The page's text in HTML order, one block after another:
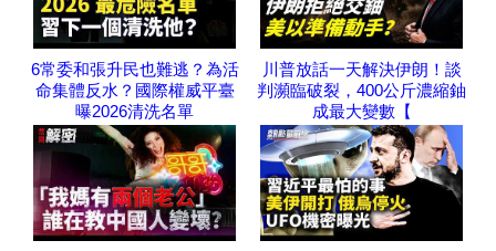
6常委和張升民也難逃？為活
命集體反水？國際權威平臺
曝2026清洗名單
川普放話一天解決伊朗！談
判瀕臨破裂，400公斤濃縮鈾
成最大變數【